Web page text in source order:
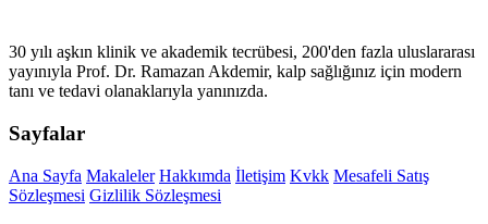
30 yılı aşkın klinik ve akademik tecrübesi, 200'den fazla uluslararası
yayınıyla Prof. Dr. Ramazan Akdemir, kalp sağlığınız için modern
tanı ve tedavi olanaklarıyla yanınızda.
Sayfalar
Ana Sayfa Makaleler Hakkımda İletişim Kvkk Mesafeli Satış
Sözleşmesi Gizlilik Sözleşmesi